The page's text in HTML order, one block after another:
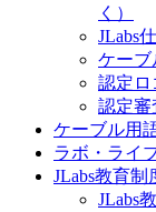
く）
JLabs
ケー
認定ロ
認定審
ケーブル用
ラボ・ライ
JLabs教育制
JLabs